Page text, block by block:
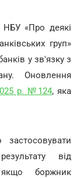
НБУ «Про деякі
груп»
у зв'язку з
Оновлення
р. №124, яка
від
якщо боржник